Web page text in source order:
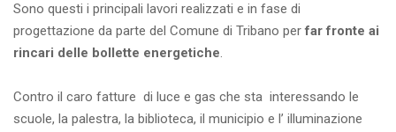
Sono questi i principali lavori realizzati e in fase di
progettazione da parte del Comune di Tribano perfar fronte ai
rincari delle bollette energetiche.
Contro il caro fatture di luce e gas che sta interessando le
scuole, la palestra, la biblioteca, il municipio e l’ illuminazione